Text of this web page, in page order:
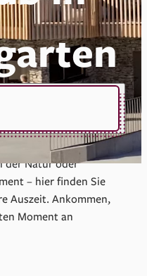
verbinden unsere
unmittelbaren Zugang
der Natur oder
– hier finden Sie
Auszeit. Ankommen,
Moment an